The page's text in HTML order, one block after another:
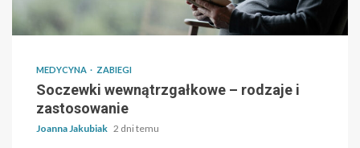
MEDYCYNA ZABIEGI
Soczewki wewnątrzgałkowe – rodzaje i
zastosowanie
Joanna Jakubiak 2 dni temu